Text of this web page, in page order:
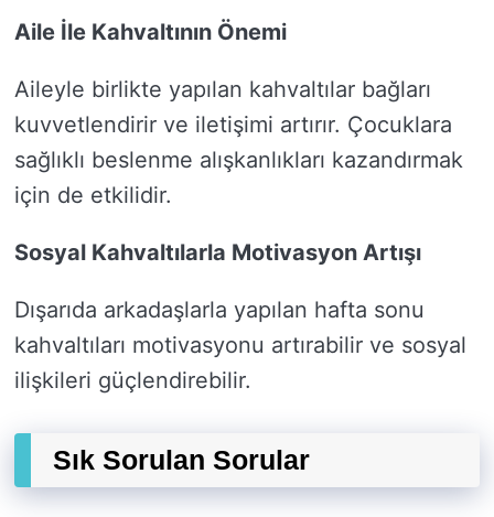
Aile İle Kahvaltının Önemi
Aileyle birlikte yapılan kahvaltılar bağları
kuvvetlendirir ve iletişimi artırır. Çocuklara
sağlıklı beslenme alışkanlıkları kazandırmak
için de etkilidir.
Sosyal Kahvaltılarla Motivasyon Artışı
Dışarıda arkadaşlarla yapılan hafta sonu
kahvaltıları motivasyonu artırabilir ve sosyal
ilişkileri güçlendirebilir.
Sık Sorulan Sorular